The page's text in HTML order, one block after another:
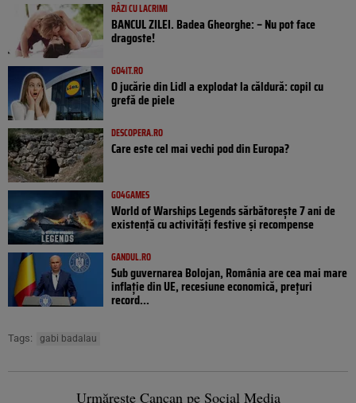
RÂZI CU LACRIMI
BANCUL ZILEI. Badea Gheorghe: – Nu pot face
dragoste!
GO4IT.RO
O jucărie din Lidl a explodat la căldură: copil cu
grefă de piele
DESCOPERA.RO
Care este cel mai vechi pod din Europa?
GO4GAMES
World of Warships Legends sărbătorește 7 ani de
existență cu activități festive și recompense
GANDUL.RO
Sub guvernarea Bolojan, România are cea mai mare
inflație din UE, recesiune economică, prețuri
record...
Tags: gabi badalau
Urmărește Cancan pe Social Media